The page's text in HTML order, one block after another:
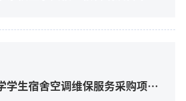
学生宿舍空调维保服务采购项目